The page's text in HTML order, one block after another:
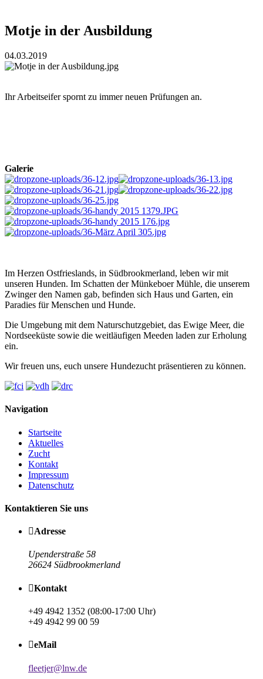
Motje in der Ausbildung
04.03.2019
Ihr Arbeitseifer spornt zu immer neuen Prüfungen an.
Galerie
Im Herzen Ostfrieslands, in Südbrookmerland, leben wir mit
unseren Hunden. Im Schatten der Münkeboer Mühle, die unserem
Zwinger den Namen gab, befinden sich Haus und Garten, ein
Paradies für Menschen und Hunde.
Die Umgebung mit dem Naturschutzgebiet, das Ewige Meer, die
Nordseeküste sowie die weitläufigen Meeden laden zur Erholung
ein.
Wir freuen uns, euch unsere Hundezucht präsentieren zu können.
Navigation
Startseite
Aktuelles
Zucht
Kontakt
Impressum
Datenschutz
Kontaktieren Sie uns
Adresse
Upenderstraße 58
26624 Südbrookmerland
Kontakt
+49 4942 1352 (08:00-17:00 Uhr)
+49 4942 99 00 59
eMail
fleetjer@lnw.de